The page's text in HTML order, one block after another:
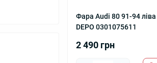
Фара Audi 80 91-94
DEPO 0301075611
2 490 грн